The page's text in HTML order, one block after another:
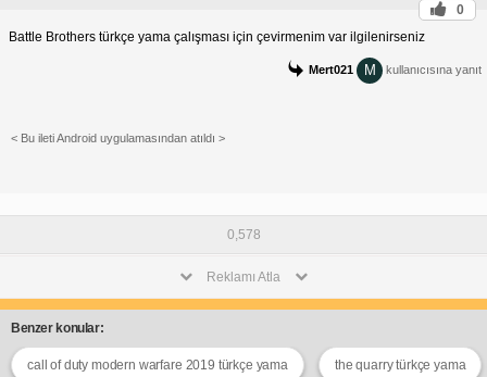
0
Battle Brothers türkçe yama çalışması için çevirmenim var ilgilenirseniz
Mert021 M kullanıcısına yanıt
< Bu ileti Android uygulamasından atıldı >
0,578
Reklamı Atla
Benzer konular:
call of duty modern warfare 2019 türkçe yama the quarry türkçe yama